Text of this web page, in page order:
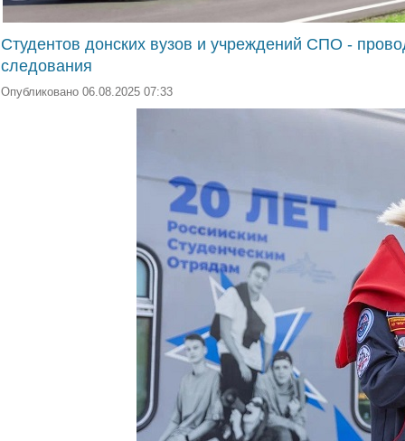
Студентов донских вузов и учреждений СПО -
следования
Опубликовано 06.08.2025 07:33